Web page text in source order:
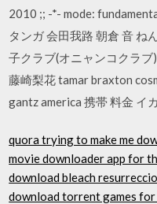
2010 ;; -*- mode:
タンガ 会田我路 朝倉 音 ね
子クラブ(オニャンコクラ
藤崎梨花 tamar braxton
gantz america 携帯 料金 イ
quora trying to make me
movie downloader app for
download bleach
download torrent games for